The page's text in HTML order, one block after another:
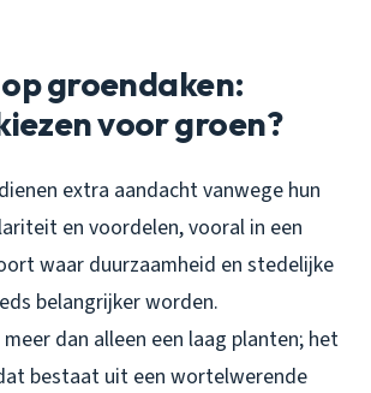
groendaken:
voor groen?
extra aandacht vanwege hun
en voordelen, vooral in een
waar duurzaamheid en stedelijke
belangrijker worden.
dan alleen een laag planten; het
bestaat uit een wortelwerende